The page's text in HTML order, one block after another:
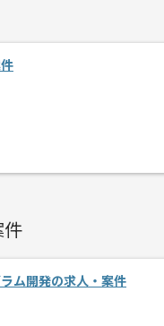
15日
2025/09/01
企業になります。
件
ム開発の求人・案件